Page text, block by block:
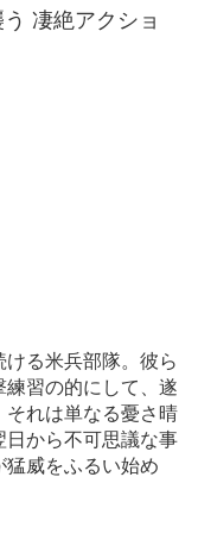
凄絶アクショ
る米兵部隊。彼ら
習の的にして、遂
れは単なる憂さ晴
から不可思議な事
威をふるい始め